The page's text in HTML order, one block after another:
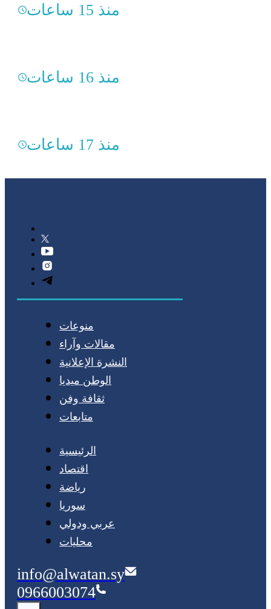
منذ 15 ساعات
منذ 16 ساعات
منذ 17 ساعات
منوعات
مقالات وآراء
النشرة الإعلانية
الوطن ميديا
ثقافة وفن
متابعات
الرئيسية
اقتصاد
رياضة
سوريا
عربي ودولي
محليات
info@alwatan.sy
0966003074